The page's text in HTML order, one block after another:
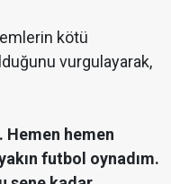
kötü
vurgulayarak,
hemen
futbol oynadım.